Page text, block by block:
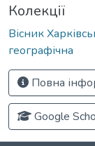
Колекції
Вісник
географічна
Повна
Google